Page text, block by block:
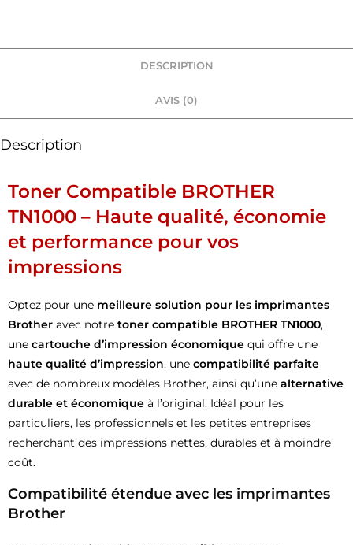
DESCRIPTION
AVIS (0)
Description
Toner Compatible BROTHER
TN1000 – Haute qualité, économie
et performance pour vos
impressions
Optez pour une meilleure solution pour les imprimantes
Brother avec notre toner compatible BROTHER TN1000,
une cartouche d’impression économique qui offre une
haute qualité d’impression, une compatibilité parfaite
avec de nombreux modèles Brother, ainsi qu’une alternative
durable et économique à l’original. Idéal pour les
particuliers, les professionnels et les petites entreprises
recherchant des impressions nettes, durables et à moindre
coût.
Compatibilité étendue avec les imprimantes
Brother